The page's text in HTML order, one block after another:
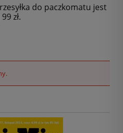
do paczkomatu jest
zł.